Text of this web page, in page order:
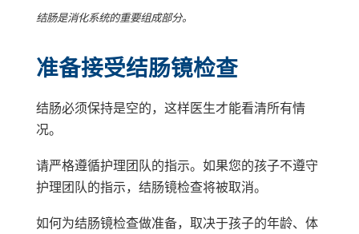
结肠是消化系统的重要组成部分。
准备接受结肠镜检查
结肠必须保持是空的，这样医生才能看清所有情
况。
请严格遵循护理团队的指示。如果您的孩子不遵守
护理团队的指示，结肠镜检查将被取消。
如何为结肠镜检查做准备，取决于孩子的年龄、体